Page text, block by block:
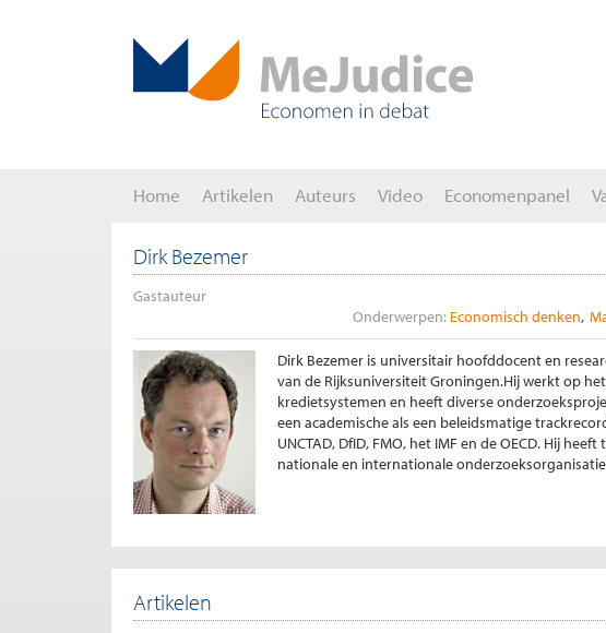
Home Artikelen Auteurs Video Economenpanel
Dirk Bezemer
Gastauteur
Onderwerpen: Economisch denken
Dirk Bezemer is universitair hoofddocent en
van de Rijksuniversiteit Groningen.Hij werkt op
kredietsystemen en heeft diverse
een academische als een beleidsmatige
UNCTAD, DfID, FMO, het IMF en de OECD. Hij
nationale en internationale
Artikelen